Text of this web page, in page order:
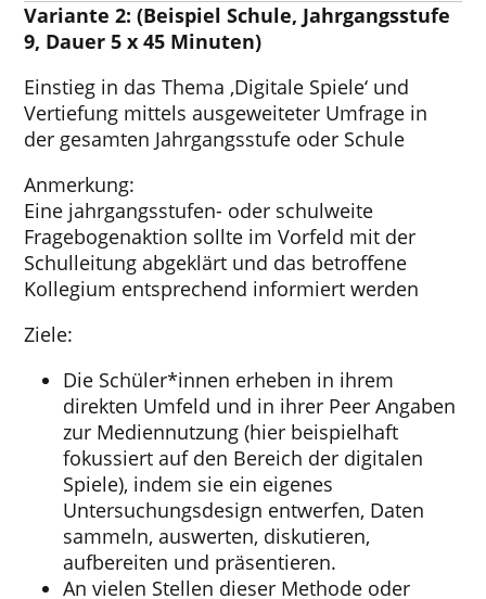
Variante 2: (Beispiel Schule, Jahrgangsstufe
9, Dauer 5 x 45 Minuten)
Einstieg in das Thema ‚Digitale Spiele‘ und
Vertiefung mittels ausgeweiteter Umfrage in
der gesamten Jahrgangsstufe oder Schule
Anmerkung:
Eine jahrgangsstufen- oder schulweite
Fragebogenaktion sollte im Vorfeld mit der
Schulleitung abgeklärt und das betroffene
Kollegium entsprechend informiert werden
Ziele:
Die Schüler*innen erheben in ihrem
direkten Umfeld und in ihrer Peer Angaben
zur Mediennutzung (hier beispielhaft
fokussiert auf den Bereich der digitalen
Spiele), indem sie ein eigenes
Untersuchungsdesign entwerfen, Daten
sammeln, auswerten, diskutieren,
aufbereiten und präsentieren.
An vielen Stellen dieser Methode oder